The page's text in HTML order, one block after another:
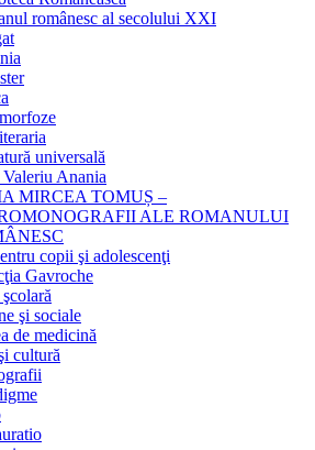
românesc al secolului XXI
universală
Valeriu Anania
MIRCEA TOMUȘ –
ALE ROMANULUI
copii şi adolescenţi
Gavroche
şi sociale
de medicină
cultură